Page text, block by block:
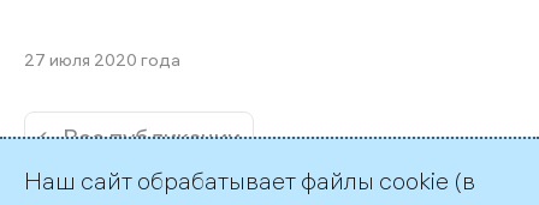
27 июля 2020 года
← Все публикации
Наш сайт обрабатывает файлы cookie (в